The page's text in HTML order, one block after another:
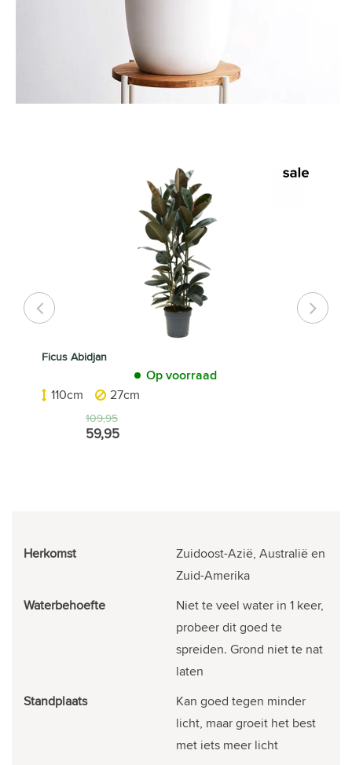
Ficus Abidjan
Op voorraad
110cm
27cm
109,95
59,95
Herkomst
Zuidoost-Azië, Australië en
Zuid-Amerika
Waterbehoefte
Niet te veel water in 1 keer,
probeer dit goed te
spreiden. Grond niet te nat
laten
Standplaats
Kan goed tegen minder
licht, maar groeit het best
met iets meer licht